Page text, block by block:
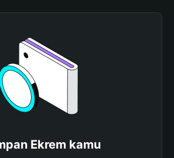
Ekrem kamu